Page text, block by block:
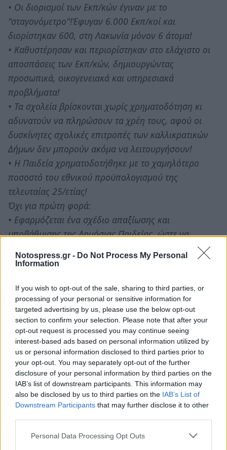
Notospress.gr - Do Not Process My Personal
Information
If you wish to opt-out of the sale, sharing to third parties, or
processing of your personal or sensitive information for
targeted advertising by us, please use the below opt-out
section to confirm your selection. Please note that after your
opt-out request is processed you may continue seeing
interest-based ads based on personal information utilized by
us or personal information disclosed to third parties prior to
your opt-out. You may separately opt-out of the further
disclosure of your personal information by third parties on the
IAB’s list of downstream participants. This information may
also be disclosed by us to third parties on the IAB’s List of
Downstream Participants that may further disclose it to other
Personal Data Processing Opt Outs
• Οι διορισμοί των Εκπ/κών έγιναν με το
"σταγονόμετρο"!Έφυγαν 6.000 Εκπ/κοί και
διορίστηκαν 600, στη Λακωνία μόνον 6 άτομα!
• Καθυστέρησαν και περιορίστηκαν στο ελάχιστο οι
αποσπάσεις των Εκπ/κών, δημιουργώντας
προσωπικά, οικογενειακά και υπηρεσιακά
προβλήματα!
• Τα σχολεία βρίσκονται χωρίς χρηματοδότηση κι
αδυνατούν να πληρώσουν τα χρέη τους, αφού οι
δυσκίνητες σχολικές επιτροπές των καλλικρατικών
Δήμων δεν μπορούν ακόμα να λειτουργήσουν!
• Η Παιδεία χρηματοδοτήθηκε με το χαμηλότερο
ποσοστό του εθνικού προϋπολογισμού της
τελευταίας 25/ετίας!
Όχι για πρώτη φορά:
• Εφαρμόζεται ένα σχέδιο απαξίωσης και
υποβάθμισης της Δημόσιας Παιδείας, ώστε να
ιδιωτικοποίησή της και την παράδοσή της, ως
• Οι Εκπαιδευτικοί στοχοποιούνται και
κατηγορούνται ΑΔΙΚΑ, από την πολιτική ηγεσία του
Υπουργείου Παιδείας και τους διοικητικούς
παράγοντες, ως υπεύθυνοι για τα πολλά και μεγάλα
προβλήματα της Δημόσιας Εκπαίδευσης!
Αγαπητοί Γονείς.
Η Παιδεία είναι κοινωνικό αγαθό και δικαίωμα όλων
των πολιτών! Τα σχέδια των κυβερνώντων για την
παράδοσή της στον ιδιωτικό τομέα, δεν πρέπει να
για τον εκφοβισμό και την υποταγή των μαχόμενων